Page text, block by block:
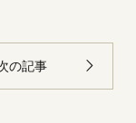
の記事